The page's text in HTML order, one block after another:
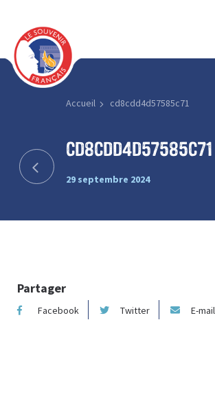
Accueil cd8cdd4d57585c71
cd8cdd4d57585c71
29 septembre 2024
Partager
Facebook Twitter E-mail